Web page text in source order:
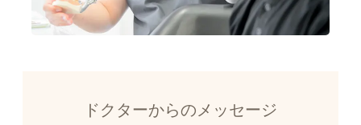
ドクターからのメッセージ